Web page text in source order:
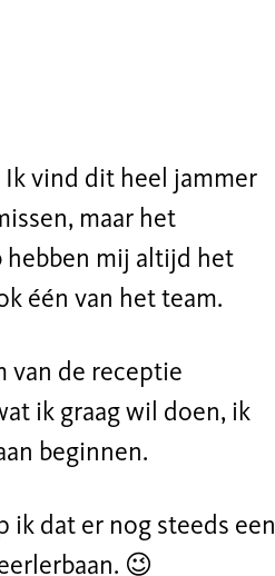
Ik vind dit heel jammer
, maar het
hebben mij altijd het
één van het team.
van de receptie
ik graag wil doen, ik
beginnen.
ik dat er nog steeds een
😉